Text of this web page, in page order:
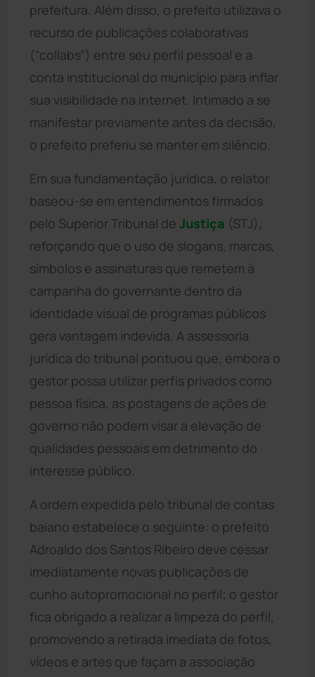
prefeitura. Além disso, o prefeito utilizava o
recurso de publicações colaborativas
(“collabs”) entre seu perfil pessoal e a
conta institucional do município para inflar
sua visibilidade na internet. Intimado a se
manifestar previamente antes da decisão,
o prefeito preferiu se manter em silêncio.
Em sua fundamentação jurídica, o relator
baseou-se em entendimentos firmados
pelo Superior Tribunal de Justiça (STJ),
reforçando que o uso de slogans, marcas,
símbolos e assinaturas que remetem à
campanha do governante dentro da
identidade visual de programas públicos
gera vantagem indevida. A assessoria
jurídica do tribunal pontuou que, embora o
gestor possa utilizar perfis privados como
pessoa física, as postagens de ações de
governo não podem visar a elevação de
qualidades pessoais em detrimento do
interesse público.
A ordem expedida pelo tribunal de contas
baiano estabelece o seguinte: o prefeito
Adroaldo dos Santos Ribeiro deve cessar
imediatamente novas publicações de
cunho autopromocional no perfil; o gestor
fica obrigado a realizar a limpeza do perfil,
promovendo a retirada imediata de fotos,
vídeos e artes que façam a associação